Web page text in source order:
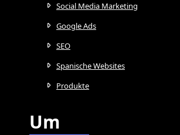
Social Media Marketing
Google Ads
SEO
Spanische Websites
Produkte
Um